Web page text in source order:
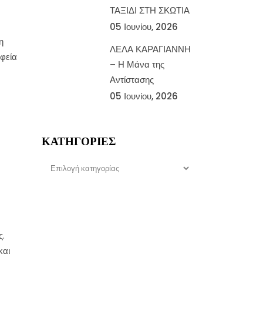
ΤΑΞΙΔΙ ΣΤΗ ΣΚΩΤΙΑ
05 Ιουνίου, 2026
ΛΕΛΑ ΚΑΡΑΓΙΑΝΝΗ
– Η Μάνα της
Αντίστασης
05 Ιουνίου, 2026
ΚΑΤΗΓΟΡΊΕΣ
Κατηγορίες